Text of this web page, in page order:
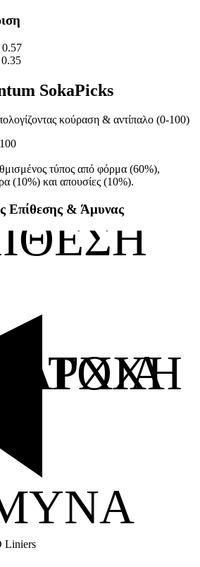
0.57
0.35
SokaPicks
κούραση & αντίπαλο (0-100)
τύπος από φόρμα (60%),
(10%) και απουσίες (10%).
Επίθεσης & Άμυνας
KATOXH
Liniers